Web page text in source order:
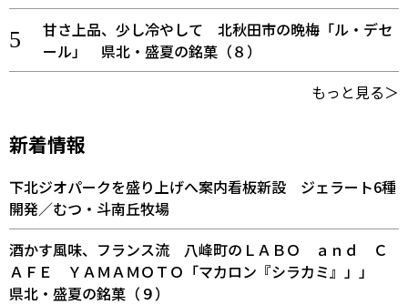
甘さ上品、少し冷やして 北秋田市の晩梅「ル・デセ
ール」 県北・盛夏の銘菓（８）
もっと見る＞
新着情報
下北ジオパークを盛り上げへ案内看板新設 ジェラート6種
開発／むつ・斗南丘牧場
酒かす風味、フランス流 八峰町のＬＡＢＯ ａｎｄ Ｃ
ＡＦＥ ＹＡＭＡＭＯＴＯ「マカロン『シラカミ』」」
県北・盛夏の銘菓（９）